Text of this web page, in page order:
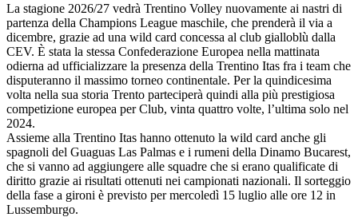
La stagione 2026/27 vedrà Trentino Volley nuovamente ai nastri di
partenza della Champions League maschile, che prenderà il via a
dicembre, grazie ad una wild card concessa al club gialloblù dalla
CEV. È stata la stessa Confederazione Europea nella mattinata
odierna ad ufficializzare la presenza della Trentino Itas fra i team che
disputeranno il massimo torneo continentale. Per la quindicesima
volta nella sua storia Trento parteciperà quindi alla più prestigiosa
competizione europea per Club, vinta quattro volte, l’ultima solo nel
2024.
Assieme alla Trentino Itas hanno ottenuto la wild card anche gli
spagnoli del Guaguas Las Palmas e i rumeni della Dinamo Bucarest,
che si vanno ad aggiungere alle squadre che si erano qualificate di
diritto grazie ai risultati ottenuti nei campionati nazionali. Il sorteggio
della fase a gironi è previsto per mercoledì 15 luglio alle ore 12 in
Lussemburgo.